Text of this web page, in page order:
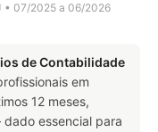
• 07/2025 a 06/2026
de Contabilidade
em
12 meses,
essencial para